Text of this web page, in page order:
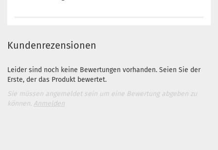
Kundenrezensionen
Leider sind noch keine Bewertungen vorhanden. Seien Sie der
Erste, der das Produkt bewertet.
Sie müssen angemeldet sein um eine Bewertung abgeben zu
können. Anmelden